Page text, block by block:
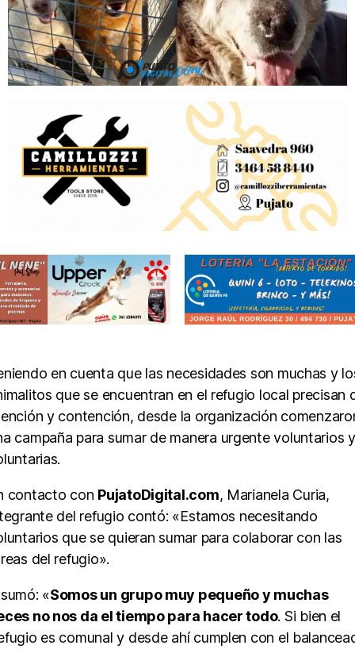
en cuenta que las necesidades son muchas y
que se encuentran en el refugio local precisan
y contención, desde la organización
campaña para sumar de manera urgente voluntarios y
contacto con PujatoDigital.com, Marianela Curia,
del refugio contó: «Estamos necesitando
que se quieran sumar para colaborar con las
del refugio».
«Somos un grupo muy pequeño y muchas
no nos da el tiempo para hacer todo. Si bien el
es comunal y desde ahí cumplen con el